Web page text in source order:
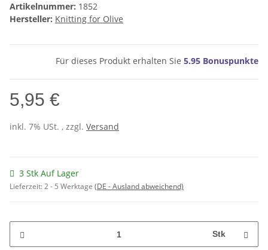
Artikelnummer: 1852
Hersteller: Knitting for Olive
Für dieses Produkt erhalten Sie 5.95 Bonuspunkte
5,95 €
inkl. 7% USt. , zzgl. Versand
3 Stk Auf Lager
Lieferzeit:2 - 5 Werktage (DE - Ausland abweichend)
Stk